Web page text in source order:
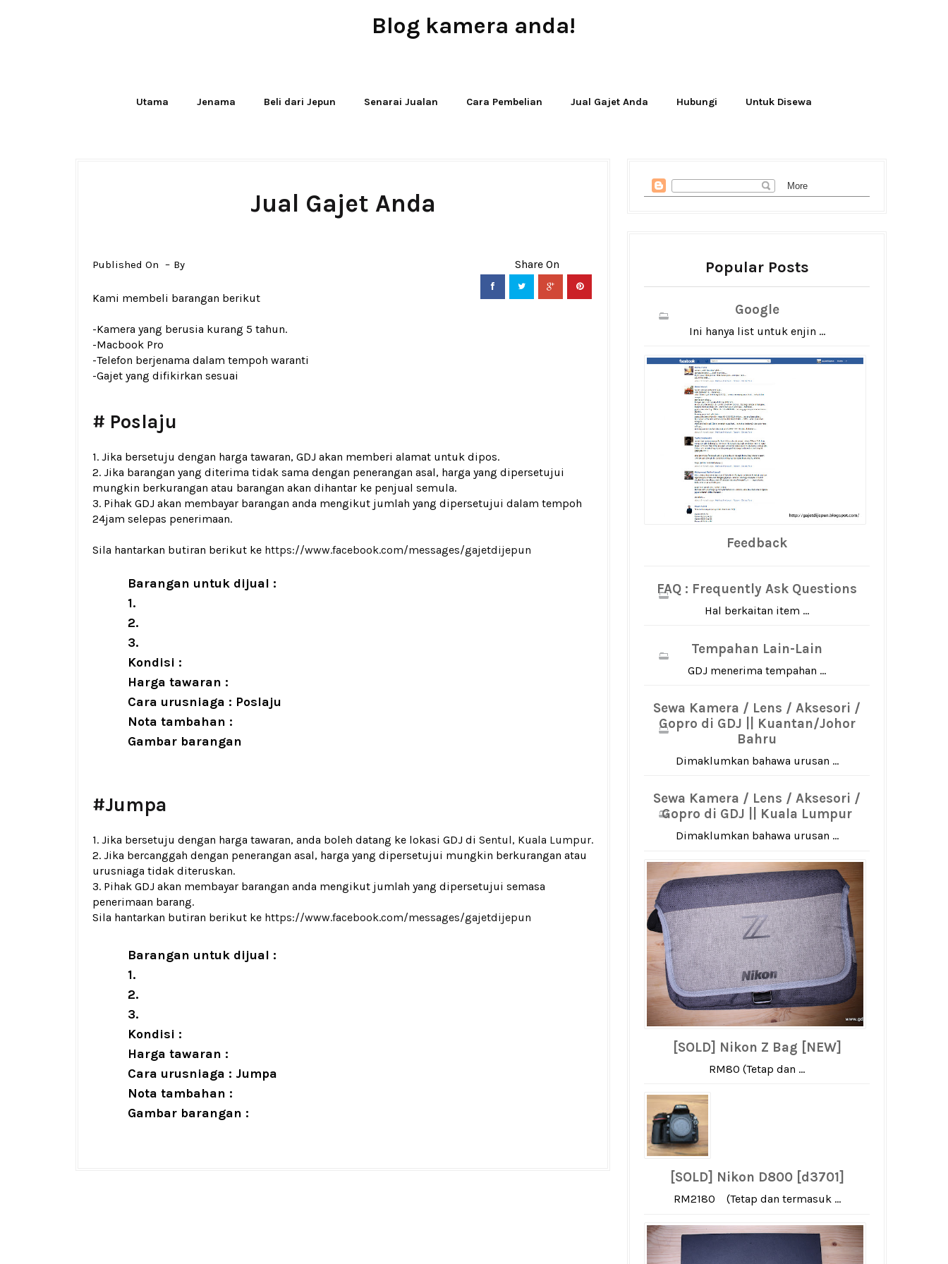
Blog kamera anda!
Utama Jenama Beli dari Jepun Senarai Jualan Cara Pembelian Jual Gajet Anda Hubungi Untuk Disewa
Jual Gajet Anda
Published On By
Kami membeli barangan berikut
-Kamera yang berusia kurang 5 tahun.
-Macbook Pro
-Telefon berjenama dalam tempoh waranti
-Gajet yang difikirkan sesuai
# Poslaju
1. Jika bersetuju dengan harga tawaran, GDJ akan memberi alamat untuk dipos.
2. Jika barangan yang diterima tidak sama dengan penerangan asal, harga yang dipersetujui
mungkin berkurangan atau barangan akan dihantar ke penjual semula.
3. Pihak GDJ akan membayar barangan anda mengikut jumlah yang dipersetujui dalam tempoh
24jam selepas penerimaan.
Sila hantarkan butiran berikut ke https://www.facebook.com/messages/gajetdijepun
Barangan untuk dijual :
1.
2.
3.
Kondisi :
Harga tawaran :
Cara urusniaga : Poslaju
Nota tambahan :
Gambar barangan
#Jumpa
1. Jika bersetuju dengan harga tawaran, anda boleh datang ke lokasi GDJ di Sentul, Kuala Lumpur.
2. Jika bercanggah dengan penerangan asal, harga yang dipersetujui mungkin berkurangan atau
urusniaga tidak diteruskan.
3. Pihak GDJ akan membayar barangan anda mengikut jumlah yang dipersetujui semasa
penerimaan barang.
Sila hantarkan butiran berikut ke https://www.facebook.com/messages/gajetdijepun
Barangan untuk dijual :
1.
2.
3.
Kondisi :
Harga tawaran :
Cara urusniaga : Jumpa
Nota tambahan :
Gambar barangan :
Popular Posts
Google
Ini hanya list untuk enjin ...
Feedback
FAQ : Frequently Ask Questions
Hal berkaitan item ...
Tempahan Lain-Lain
GDJ menerima tempahan ...
Sewa Kamera / Lens / Aksesori /
Gopro di GDJ || Kuantan/Johor
Bahru
Dimaklumkan bahawa urusan ...
Sewa Kamera / Lens / Aksesori /
Gopro di GDJ || Kuala Lumpur
Dimaklumkan bahawa urusan ...
[SOLD] Nikon Z Bag [NEW]
RM80 (Tetap dan ...
[SOLD] Nikon D800 [d3701]
RM2180 (Tetap dan termasuk ...